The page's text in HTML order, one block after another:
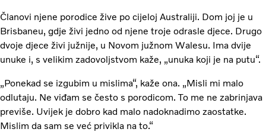
Članovi njene porodice žive po cijeloj Australiji. Dom joj je u
Brisbaneu, gdje živi jedno od njene troje odrasle djece. Drugo
dvoje djece živi južnije, u Novom južnom Walesu. Ima dvije
unuke i, s velikim zadovoljstvom kaže, „unuka koji je na putu“.
„Ponekad se izgubim u mislima“, kaže ona. „Misli mi malo
odlutaju. Ne viđam se često s porodicom. To me ne zabrinjava
previše. Uvijek je dobro kad malo nadoknadimo zaostatke.
Mislim da sam se već privikla na to.“